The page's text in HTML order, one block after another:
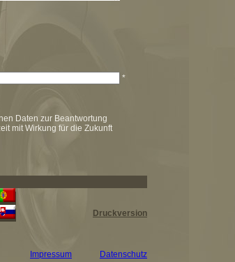
*
Daten zur Beantwortung
mit Wirkung für die Zukunft
Druckversion
Datenschutz
Impressum